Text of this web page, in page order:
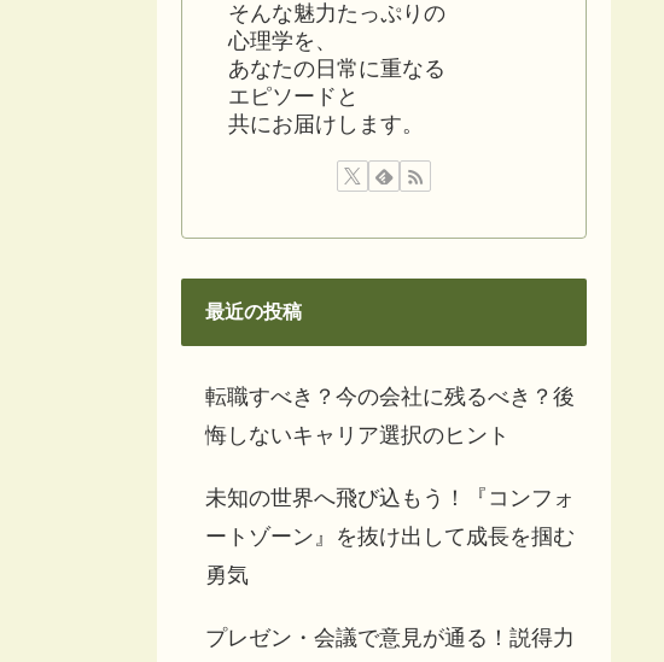
そんな魅力たっぷりの
心理学を、
あなたの日常に重なる
エピソードと
共にお届けします。
最近の投稿
転職すべき？今の会社に残るべき？後
悔しないキャリア選択のヒント
未知の世界へ飛び込もう！『コンフォ
ートゾーン』を抜け出して成長を掴む
勇気
プレゼン・会議で意見が通る！説得力